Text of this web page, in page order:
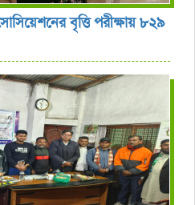
বৃত্তি পরীক্ষায় ৮২৯